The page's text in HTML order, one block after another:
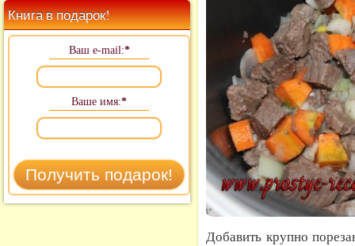
Книга в подарок!
Ваш e-mail:*
Ваше имя:*
Добавить крупно